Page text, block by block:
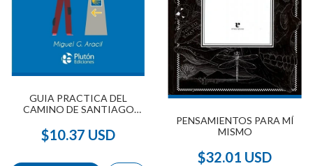
GUIA PRACTICA DEL
CAMINO DE SANTIAGO
$10.37 USD
PENSAMIENTOS PARA MÍ
MISMO
$32.01 USD